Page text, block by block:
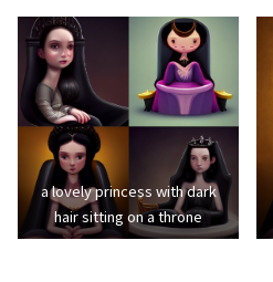
a lovely princess with dark
hair sitting on a throne